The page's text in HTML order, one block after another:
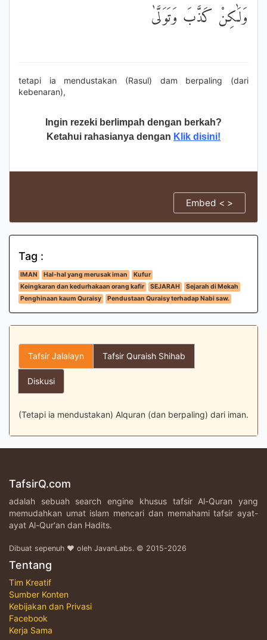
وَلَٰكِنْ كَذَّبَ وَتَوَلَّىٰ
tetapi ia mendustakan (Rasul) dam berpaling (dari
kebenaran),
Ingin rezeki berlimpah dengan berkah?
Ketahui rahasianya dengan Klik disini!
Embed < >
Tag :
IMAN Hal-hal yang merusak iman
Kufur
Keingkaran dan kedurhakaan orang kafir
SEJARAH
Sejarah di Mekah
Penghinaan kaum Quraisy
Pendustaan Quraisy terhadap Nabi saw.
Tafsir Jalalayn Tafsir Quraish Shihab
Diskusi
(Tetapi ia mendustakan) Alquran (dan berpaling) dari iman.
TafsirQ.com
adalah sebuah search engine khusus tafsir Al-Quran yang
memudahkan umat islam mencari dan memahami tafsir ayat-
ayat Al-Qur'an dan Hadits.
Dibuat sepenuh ♥ oleh JavanLabs. © 2015-2026
Tentang
Tim Kreatif
Sumber Konten
Kebijakan dan Privasi
Facebook
Kerja Sama